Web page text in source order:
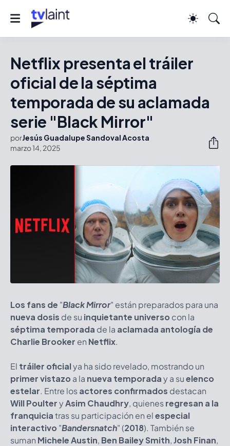
Netflix presenta el tráiler
oficial de la séptima
temporada de su aclamada
serie "Black Mirror"
porJesús Guadalupe Sandoval Acosta
marzo 14, 2025
Los fans de "Black Mirror" están preparados para una
nueva dosis de su inquietante universo con la
séptima temporada de la aclamada antología de
Charlie Brooker en Netflix.
El tráiler oficialya ha sido revelado, mostrando un
primer vistazo a la nueva temporaday a suelenco
estelar. Entre losactores confirmados destacan
Will PoulteryAsim Chaudhry, quienesregresan a la
franquiciatras su participación en elespecial
interactivo "Bandersnatch"(2018). También se
suman Michele Austin, Ben Bailey Smith,Josh Finan,